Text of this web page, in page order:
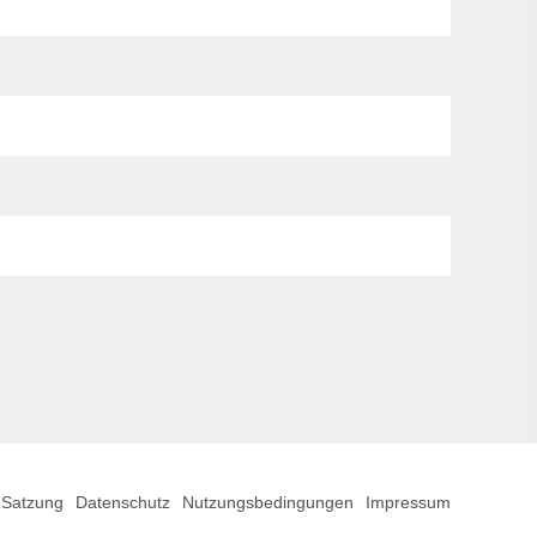
Satzung Datenschutz Nutzungsbedingungen Impressum